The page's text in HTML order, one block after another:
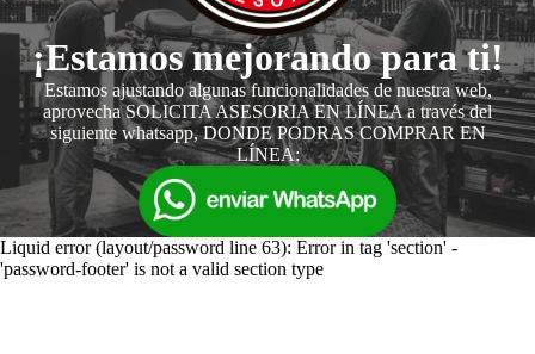
¡Estamos mejorando para ti!
Estamos ajustando algunas funcionalidades de nuestra web,
aprovecha SOLICITA ASESORIA EN LÍNEA a través del
siguiente whatsapp, DONDE PODRAS COMPRAR EN
LÍNEA:
Liquid error (layout/password line 63): Error in tag 'section' -
'password-footer' is not a valid section type